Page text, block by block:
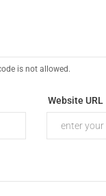
is not allowed.
Website URL